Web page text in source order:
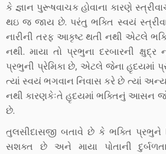
કે જ્ઞાન પુરૂષવાચક હોવાના કારણે
થઇ જ જાય છે. પરંતુ ભક્તિ સ્‍વયં
નારીની તરફ આકૃષ્‍ટ થતી નથી એટલે
નથી. માયા તો પ્રભુના દરબારની
પ્રભુની પ્રેમિકા છે, એટલે જેના હૃદયમાં
ત્‍યાં સ્‍વયં ભગવાન નિવાસ કરે છે ત્‍યાં
નથી કારણકેઃતે હૃદયમાં ભક્તિનું આસન
છે.
તુલસીદાસજી બતાવે છે કે ભક્તિ પ્રભુને
સશક્ત છે અને માયા પોતાની